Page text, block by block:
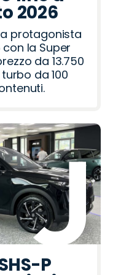
2026
protagonista
la Super
da 13.750
da 100
P